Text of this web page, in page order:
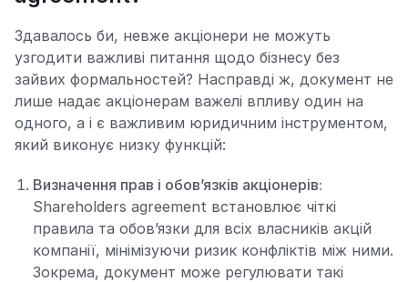
Здавалось би, невже акціонери не можуть
узгодити важливі питання щодо бізнесу без
зайвих формальностей? Насправді ж, документ не
лише надає акціонерам важелі впливу один на
одного, а і є важливим юридичним інструментом,
який виконує низку функцій:
Визначення прав і обов’язків акціонерів:
Shareholders agreement встановлює чіткі
правила та обов’язки для всіх власників акцій
компанії, мінімізуючи ризик конфліктів між ними.
Зокрема, документ може регулювати такі